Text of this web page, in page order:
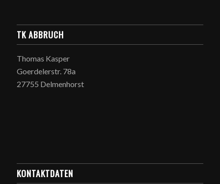
TK ABBRUCH
Thomas Kasper
Goerdelerstr. 78a
27755 Delmenhorst
KONTAKTDATEN